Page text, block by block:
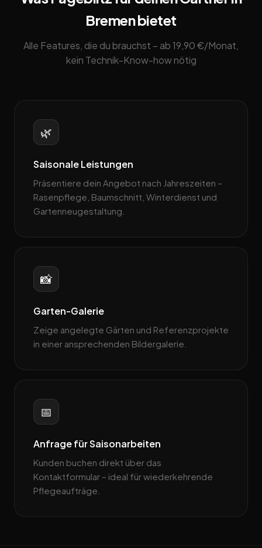
Bremen bietet
Alle Features, die du brauchst – ab 19,90 €/Monat,
kein Technik-Know-how nötig
🌿
Saisonale Leistungen
Präsentiere dein Angebot nach Jahreszeiten –
Rasenpflege, Baum­schnitt, Winterdienst und
Gartenneugestaltung.
📸
Garten-Galerie
Zeige angelegte Gärten und Referenzprojekte
in einer ansprechenden Bildergalerie.
📅
Anfrage für Saisonarbeiten
Kunden buchen direkt über das
Kontaktformular – ideal für wiederkehrende
Pflege­aufträge.